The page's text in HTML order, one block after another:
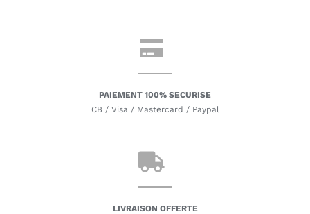
PAIEMENT 100% SECURISE
CB / Visa / Mastercard / Paypal
LIVRAISON OFFERTE